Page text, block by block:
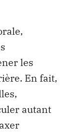
les
En fait,
autant